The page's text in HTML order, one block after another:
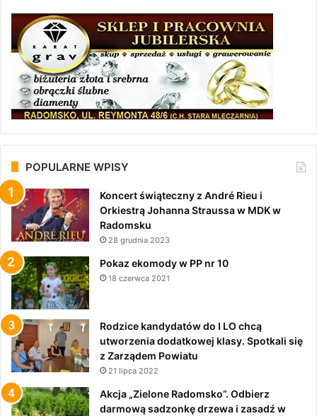
POPULARNE WPISY
Koncert świąteczny z André Rieu i
Orkiestrą Johanna Straussa w MDK w
Radomsku
28 grudnia 2023
Pokaz ekomody w PP nr 10
18 czerwca 2021
Rodzice kandydatów do I LO chcą
utworzenia dodatkowej klasy. Spotkali się
z Zarządem Powiatu
21 lipca 2022
Akcja „Zielone Radomsko”. Odbierz
darmową sadzonkę drzewa i zasadź w